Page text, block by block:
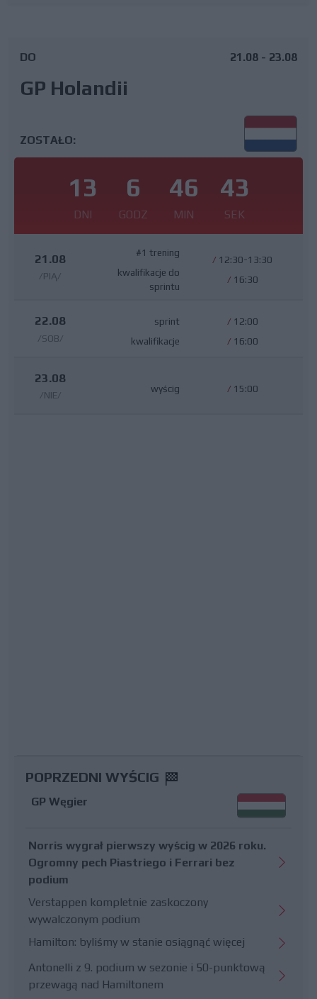
DO
GP Holandii
21.08 - 23.08
ZOSTAŁO:
13
DNI
6
GODZ
46
MIN
43
SEK
21.08
/PIĄ/
#1 trening
kwalifikacje do
sprintu
/ 12:30-13:30
/ 16:30
22.08
/SOB/
sprint
kwalifikacje
/ 12:00
/ 16:00
23.08
/NIE/
wyścig / 15:00
POPRZEDNI WYŚCIG
GP Węgier
Norris wygrał pierwszy wyścig w 2026 roku.
Ogromny pech Piastriego i Ferrari bez
podium
Verstappen kompletnie zaskoczony
wywalczonym podium
Hamilton: byliśmy w stanie osiągnąć więcej
Antonelli z 9. podium w sezonie i 50-punktową
przewagą nad Hamiltonem